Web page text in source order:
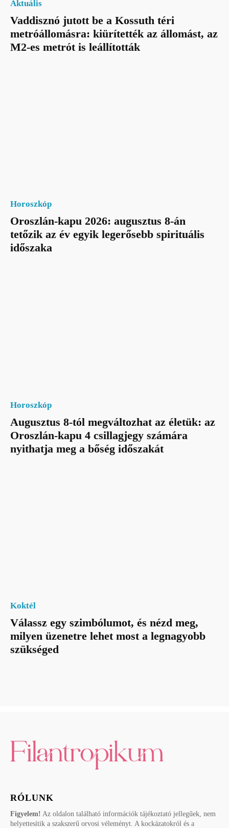
Aktuális
Vaddisznó jutott be a Kossuth téri
metróállomásra: kiürítették az állomást, az
M2-es metrót is leállították
Horoszkóp
Oroszlán-kapu 2026: augusztus 8-án
tetőzik az év egyik legerősebb spirituális
időszaka
Horoszkóp
Augusztus 8-tól megváltozhat az életük: az
Oroszlán-kapu 4 csillagjegy számára
nyithatja meg a bőség időszakát
Koktél
Válassz egy szimbólumot, és nézd meg,
milyen üzenetre lehet most a legnagyobb
szükséged
RÓLUNK
Figyelem! Az oldalon található információk tájékoztató jellegűek, nem
helyettesítik a szakszerű orvosi véleményt. A kockázatokról és a